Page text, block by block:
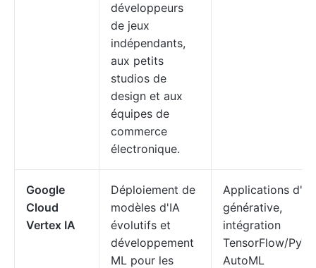
développeurs
de jeux
indépendants,
aux petits
studios de
design et aux
équipes de
commerce
électronique.
Google
Cloud
Vertex IA
Déploiement de
modèles d'IA
évolutifs et
développement
ML pour les
Applications d'IA
générative,
intégration
TensorFlow/
AutoML